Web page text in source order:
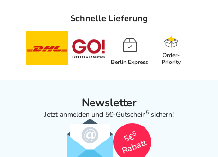
Schnelle Lieferung
Berlin Express
Order-
Priority
Newsletter
Jetzt anmelden und 5€-Gutschein5 sichern!
5€
5
Rabatt